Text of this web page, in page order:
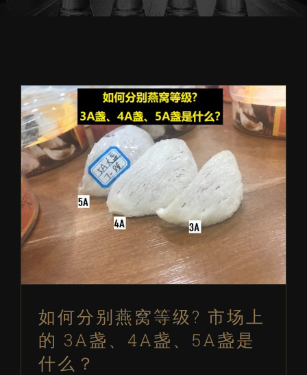
如何分别燕窝等级? 市场上的 3A盏、
4A盏、5A盏是什么？
关于燕窝 燕窝常见问题
如何分别燕窝等级? 市场上
的 3A盏、4A盏、5A盏是
什么？